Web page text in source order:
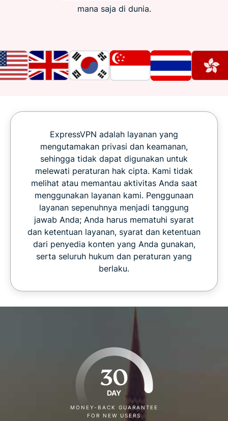
mana saja di dunia.
ExpressVPN adalah layanan yang
mengutamakan privasi dan keamanan,
sehingga tidak dapat digunakan untuk
melewati peraturan hak cipta. Kami tidak
melihat atau memantau aktivitas Anda saat
menggunakan layanan kami. Penggunaan
layanan sepenuhnya menjadi tanggung
jawab Anda; Anda harus mematuhi syarat
dan ketentuan layanan, syarat dan ketentuan
dari penyedia konten yang Anda gunakan,
serta seluruh hukum dan peraturan yang
berlaku.
30
DAY
MONEY-BACK GUARANTEE
FOR NEW USERS